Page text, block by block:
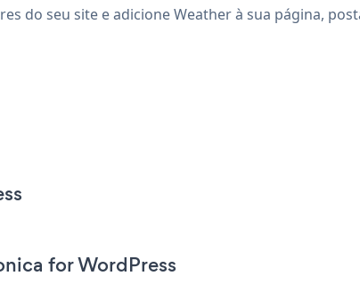
do seu site e adicione Weather à sua página,
for WordPress